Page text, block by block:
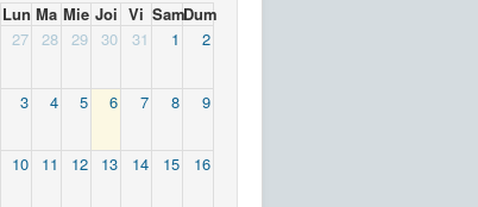
Lun Ma Mie Joi Vi SamDum
27
28 29 30 31 1 2
3 4 5 6 7 8 9
10 11 12 13 14 15 16